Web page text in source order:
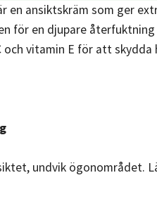
en ansiktskräm som ger
för en djupare
och vitamin E för att
undvik ögonområdet.